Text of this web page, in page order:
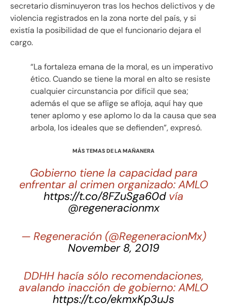
secretario disminuyeron tras los hechos delictivos y de
violencia registrados en la zona norte del país, y si
existía la posibilidad de que el funcionario dejara el
cargo.
“La fortaleza emana de la moral, es un imperativo
ético. Cuando se tiene la moral en alto se resiste
cualquier circunstancia por difícil que sea;
además el que se aflige se afloja, aquí hay que
tener aplomo y ese aplomo lo da la causa que sea
arbola, los ideales que se defienden”, expresó.
MÁS TEMAS DE LA MAÑANERA
Gobierno tiene la capacidad para
enfrentar al crimen organizado: AMLO
https://t.co/8FZuSga60dvía
@regeneracionmx
— Regeneración (@RegeneracionMx)
November 8, 2019
DDHH hacía sólo recomendaciones,
avalando inacción de gobierno: AMLO
https://t.co/ekmxKp3uJs